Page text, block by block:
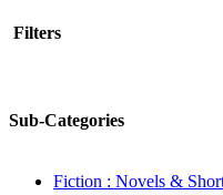
Filters
Sub-Categories
Fiction : Novels &